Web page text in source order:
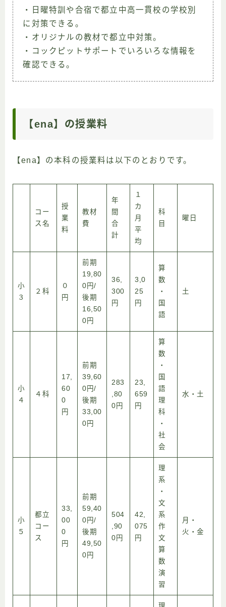
・日曜特訓や合宿で都立中高一貫校の学校別
に対策できる。
・オリジナルの教材で都立中対策。
・コックピットサポートでいろいろな情報を
確認できる。
【ena】の授業料
【ena】の本科の授業料は以下のとおりです。
コー
ス名
授
業
料
教材
費
年
間
合
計
１
カ
月
平
均
科
目
曜日
小
３
２科
０
円
前期
19,80
0円/
後期
16,50
0円
36,
300
円
3,0
25
円
算
数
・
国
語
土
小
４
４科
17,
60
0
円
前期
39,60
0円/
後期
33,00
0円
283
,80
0円
23,
659
円
算
数
・
国
語
理
科
・
社
会
水・土
小
５
都立
コー
ス
33,
00
0
円
前期
59,40
0円/
後期
49,50
0円
504
,90
0円
42,
075
円
理
系
・
文
系
作
文
算
数
演
習
月・
火・金